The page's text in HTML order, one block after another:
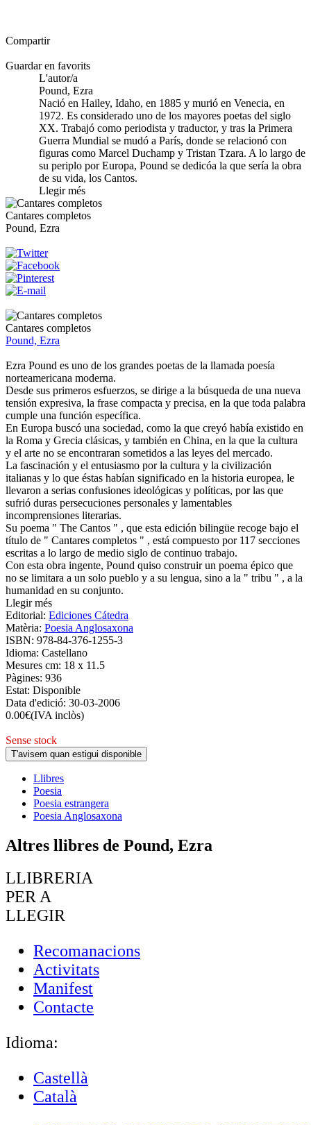
Compartir
Guardar en favorits
L'autor/a
Pound, Ezra
Nació en Hailey, Idaho, en 1885 y murió en Venecia, en
1972. Es considerado uno de los mayores poetas del siglo
XX. Trabajó como periodista y traductor, y tras la Primera
Guerra Mundial se mudó a París, donde se relacionó con
figuras como Marcel Duchamp y Tristan Tzara. A lo largo de
su periplo por Europa, Pound se dedicóa la que sería la obra
de su vida, los Cantos.
Llegir més
Cantares completos
Pound, Ezra
Cantares completos
Pound, Ezra
Ezra Pound es uno de los grandes poetas de la llamada poesía
norteamericana moderna.
Desde sus primeros esfuerzos, se dirige a la búsqueda de una nueva
tensión expresiva, la frase compacta y precisa, en la que toda palabra
cumple una función específica.
En Europa buscó una sociedad, como la que creyó había existido en
la Roma y Grecia clásicas, y también en China, en la que la cultura
y el arte no se encontraran sometidos a las leyes del mercado.
La fascinación y el entusiasmo por la cultura y la civilización
italianas y lo que éstas habían significado en la historia europea, le
llevaron a serias confusiones ideológicas y políticas, por las que
sufrió duras persecuciones personales y lamentables
incomprensiones literarias.
Su poema " The Cantos " , que esta edición bilingüe recoge bajo el
título de " Cantares completos " , está compuesto por 117 secciones
escritas a lo largo de medio siglo de continuo trabajo.
Con esta obra ingente, Pound quiso construir un poema épico que
no se limitara a un solo pueblo y a su lengua, sino a la " tribu " , a la
humanidad en su conjunto.
Llegir més
Editorial: Ediciones Cátedra
Matèria: Poesia Anglosaxona
ISBN: 978-84-376-1255-3
Idioma: Castellano
Mesures cm: 18 x 11.5
Pàgines: 936
Estat: Disponible
Data d'edició: 30-03-2006
0.00€(IVA inclòs)
Sense stock
T'avisem quan estigui disponible
Llibres
Poesia
Poesia estrangera
Poesia Anglosaxona
Altres llibres de Pound, Ezra
LLIBRERIA
PER A
LLEGIR
Recomanacions
Activitats
Manifest
Contacte
Idioma:
Castellà
Català